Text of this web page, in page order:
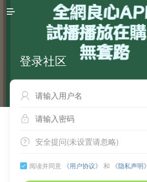

登录社区


 安全提问(未设置请忽略)
 阅读并同意 《用户协议》 和 《隐私声明》